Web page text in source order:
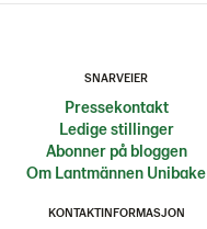
SNARVEIER
Pressekontakt
Ledige stillinger
Abonner på bloggen
Om Lantmännen Unibake
KONTAKTINFORMASJON